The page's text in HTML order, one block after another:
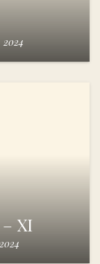
2024
XI